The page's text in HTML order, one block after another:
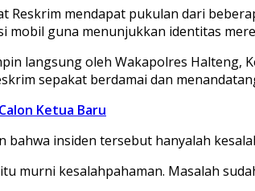
Reskrim mendapat pukulan dari
guna menunjukkan identitas
langsung oleh Wakapolres Halteng,
sepakat berdamai dan
Ketua Baru
bahwa insiden tersebut hanyalah
murni kesalahpahaman. Masalah